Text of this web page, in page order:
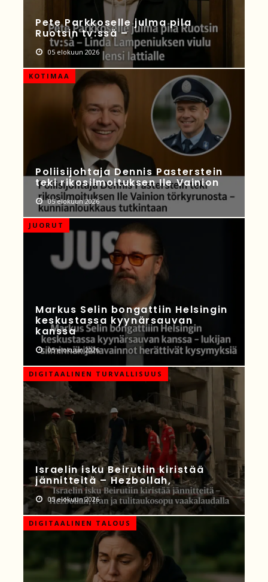
Pete Parkkoselle julma pila
Ruotsin tv:ssä –
05 elokuun 2026
KOTIMAA
Poliisijohtaja Dennis Pasterstein
teki rikosilmoituksen Ile Vainion
05 elokuun 2026
JUORUT
Markus Selin bongattiin Helsingin
keskustassa kyynärsauvan
kanssa
05 elokuun 2026
DIGITAALINEN TURVALLISUUS
Israelin isku Beirutiin kiristää
jännitteitä – Hezbollah,
05 elokuun 2026
DIGITAALINEN TALOUS